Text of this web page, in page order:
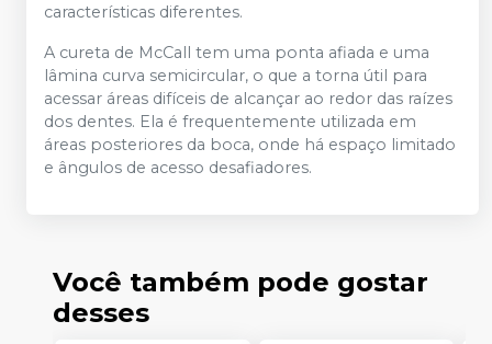
características diferentes.
A cureta de McCall tem uma ponta afiada e uma
lâmina curva semicircular, o que a torna útil para
acessar áreas difíceis de alcançar ao redor das raízes
dos dentes. Ela é frequentemente utilizada em
áreas posteriores da boca, onde há espaço limitado
e ângulos de acesso desafiadores.
Você também pode gostar
desses